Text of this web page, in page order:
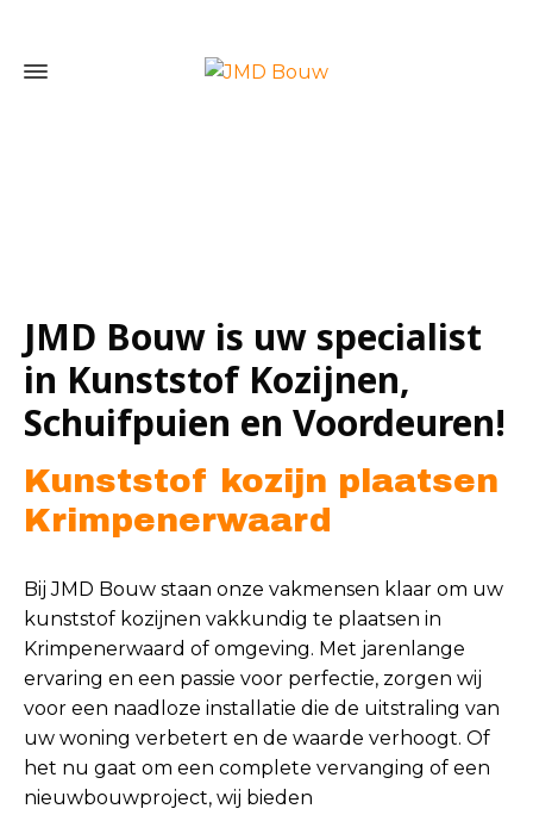
JMD Bouw is uw specialist
in Kunststof Kozijnen,
Schuifpuien en Voordeuren!
Kunststof kozijn plaatsen
Krimpenerwaard
Bij JMD Bouw staan onze vakmensen klaar om uw
kunststof kozijnen vakkundig te plaatsen in
Krimpenerwaard of omgeving. Met jarenlange
ervaring en een passie voor perfectie, zorgen wij
voor een naadloze installatie die de uitstraling van
uw woning verbetert en de waarde verhoogt. Of
het nu gaat om een complete vervanging of een
nieuwbouwproject, wij bieden